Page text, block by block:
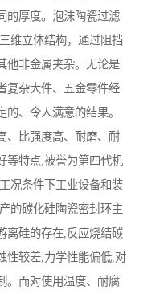
的厚度。泡沫陶瓷过滤
维立体结构，通过阻挡
他非金属夹杂。无论是
复杂大件、五金零件经
、令人满意的结果。
、比强度高、耐磨、耐
等特点,被誉为第四代机
况条件下工业设备和装
的碳化硅陶瓷密封环主
离硅的存在,反应烧结碳
性较差,力学性能偏低,对
。而对使用温度、耐腐